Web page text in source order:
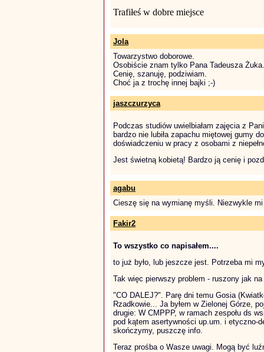
Trafiłeś w dobre miejsce
Jola
Towarzystwo doborowe.
Osobiście znam tylko Pana Tadeusza Żuka.
Cenię, szanuję, podziwiam.
Choć ja z trochę innej bajki ;-)
jaszczurzyca
Podczas studiów uwielbiałam zajęcia z
bardzo nie lubiła zapachu miętowej gumy
doświadczeniu w pracy z osobami z
Jest świetną kobietą! Bardzo ją cenię i
agabu
Cieszę się na wymianę myśli. Niezwykle mi
Fakir2
To wszystko co napisałem....
to już było, lub jeszcze jest. Potrzeba mi
Tak więc pierwszy problem - ruszony jak
"CO DALEJ?". Parę dni temu Gosia
Rzadkowie... Ja byłem w Zielonej Górze,
drugie: W CMPPP, w ramach zespołu ds
pod kątem asertywności up.um. i etyczno-
skończymy, puszczę info.
Teraz prośba o Wasze uwagi. Mogą być